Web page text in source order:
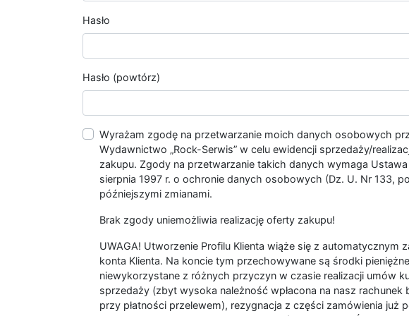
Hasło
Hasło (powtórz)
Wyrażam zgodę na przetwarzanie moich danych osobowych
Wydawnictwo „Rock-Serwis” w celu ewidencji sprzedaży/
zakupu. Zgody na przetwarzanie takich danych wymaga
sierpnia 1997 r. o ochronie danych osobowych (Dz. U. Nr 133,
późniejszymi zmianami.
Brak zgody uniemożliwia realizację oferty zakupu!
UWAGA! Utworzenie Profilu Klienta wiąże się z automatycznym
konta Klienta. Na koncie tym przechowywane są środki pieniężne
niewykorzystane z różnych przyczyn w czasie realizacji umów
sprzedaży (zbyt wysoka należność wpłacona na nasz rachunek
przy płatności przelewem), rezygnacja z części zamówienia już